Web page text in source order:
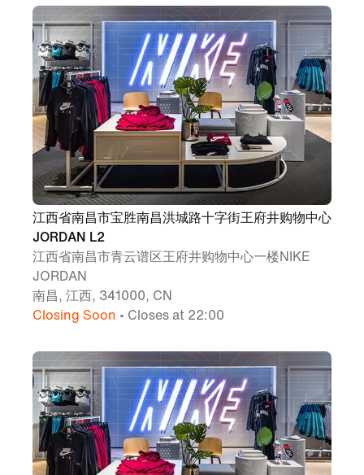
江西省南昌市宝胜南昌洪城路十字街王府井购物中心
JORDAN L2
江西省南昌市青云谱区王府井购物中心一楼NIKE
JORDAN
南昌, 江西, 341000, CN
Closing Soon • Closes at 22:00